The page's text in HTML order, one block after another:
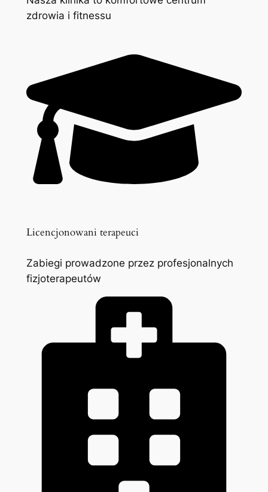
zdrowia i fitnessu
Licencjonowani terapeuci
Zabiegi prowadzone przez profesjonalnych
fizjoterapeutów